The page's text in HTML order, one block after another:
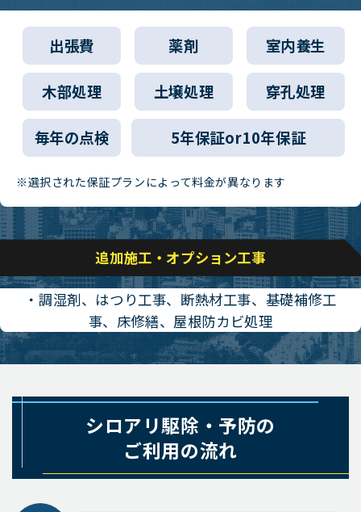
出張費 薬剤 室内養生
木部処理 土壌処理 穿孔処理
毎年の点検 5年保証or10年保証
※選択された保証プランによって料金が異なります
追加施工・オプション工事
・調湿剤、はつり工事、断熱材工事、基礎補修工
事、床修繕、屋根防カビ処理
シロアリ駆除・予防の
ご利用の流れ